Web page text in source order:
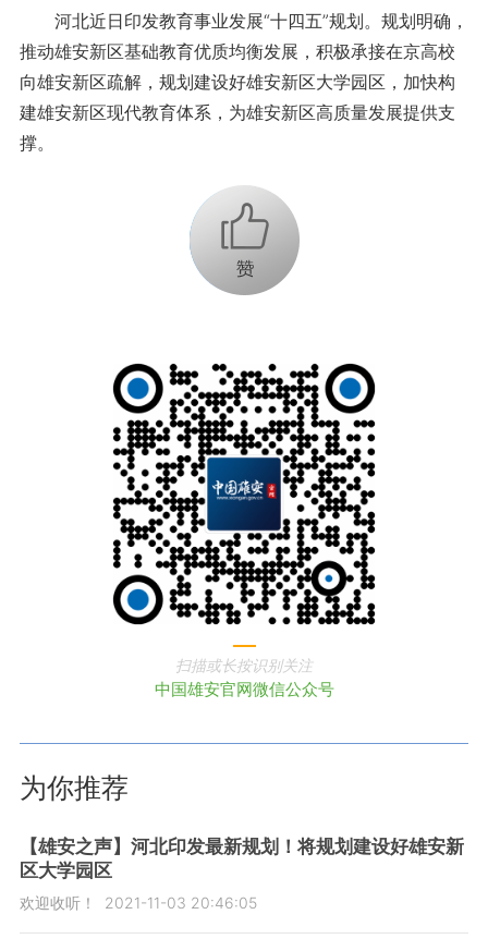
河北近日印发教育事业发展“十四五”规划。规划明确，
推动雄安新区基础教育优质均衡发展，积极承接在京高校
向雄安新区疏解，规划建设好雄安新区大学园区，加快构
建雄安新区现代教育体系，为雄安新区高质量发展提供支
撑。
+1
扫描或长按识别关注
中国雄安官网微信公众号
为你推荐
【雄安之声】河北印发最新规划！将规划建设好雄安新
区大学园区
欢迎收听！ 2021-11-03 20:46:05